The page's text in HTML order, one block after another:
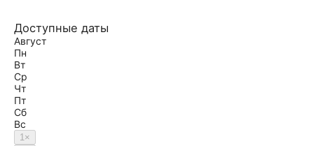
Доступные даты
Август
Пн
Вт
Ср
Чт
Пт
Сб
Вс
1×